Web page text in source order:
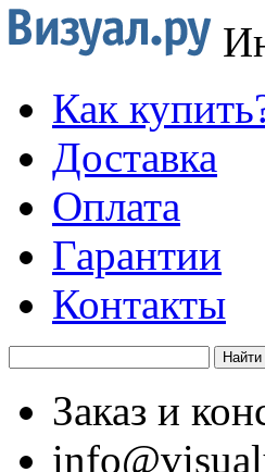
Как
Доставка
Оплата
Гарантии
Контакты
Заказ и